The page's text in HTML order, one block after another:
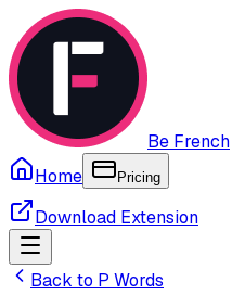
Be French
Home
Pricing
Download Extension
Back to P Words